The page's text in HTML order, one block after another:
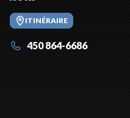
ITINÉRAIRE
450 864-6686